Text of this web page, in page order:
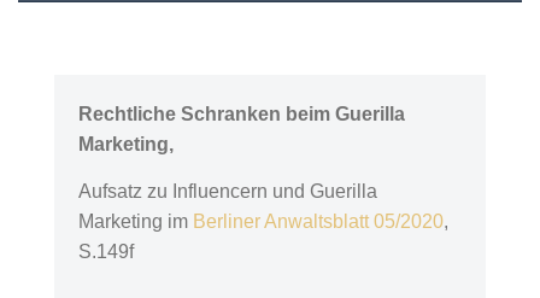
Rechtliche Schranken beim Guerilla
Marketing,
Aufsatz zu Influencern und Guerilla
Marketing im Berliner Anwaltsblatt 05/2020,
S.149f